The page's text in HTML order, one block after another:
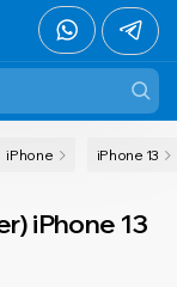
iPhone iPhone 13
iPhone 13